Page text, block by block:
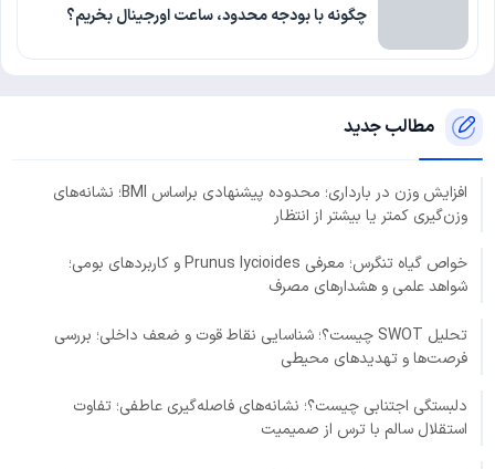
چگونه با بودجه محدود، ساعت اورجینال بخریم؟
مطالب جدید
افزایش وزن در بارداری؛ محدوده پیشنهادی براساس BMI؛ نشانه‌های
وزن‌گیری کمتر یا بیشتر از انتظار
خواص گیاه تنگرس؛ معرفی Prunus lycioides و کاربردهای بومی؛
شواهد علمی و هشدارهای مصرف
تحلیل SWOT چیست؟؛ شناسایی نقاط قوت و ضعف داخلی؛ بررسی
فرصت‌ها و تهدیدهای محیطی
دلبستگی اجتنابی چیست؟؛ نشانه‌های فاصله‌گیری عاطفی؛ تفاوت
استقلال سالم با ترس از صمیمیت